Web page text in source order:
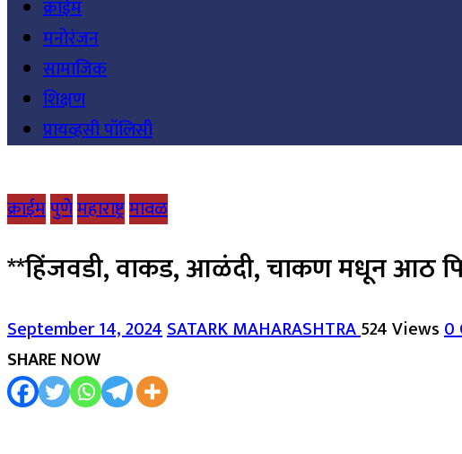
क्राईम
मनोरंजन
सामाजिक
शिक्षण
प्रायव्हसी पॉलिसी
क्राईमपुणेमहाराष्ट्रमावळ
**हिंजवडी, वाकड, आळंदी, चाकण मधून आठ
September 14, 2024SATARK MAHARASHTRA524 Views0
SHARE NOW